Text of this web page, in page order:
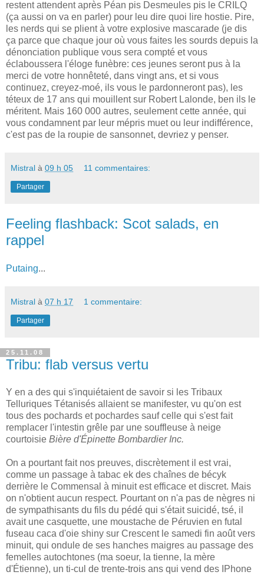
restent attendent après Péan pis Desmeules pis le CRILQ
(ça aussi on va en parler) pour leu dire quoi lire hostie. Pire,
les nerds qui se plient à votre explosive mascarade (je dis
ça parce que chaque jour où vous faites les sourds depuis la
dénonciation publique vous sera compté et vous
éclaboussera l'éloge funèbre: ces jeunes seront pus à la
merci de votre honnêteté, dans vingt ans, et si vous
continuez, creyez-moé, ils vous le pardonneront pas), les
téteux de 17 ans qui mouillent sur Robert Lalonde, ben ils le
méritent. Mais 160 000 autres, seulement cette année, qui
vous condamnent par leur mépris muet ou leur indifférence,
c'est pas de la roupie de sansonnet, devriez y penser.
Mistral à 09 h 05 11 commentaires:
Partager
Feeling flashback: Scot salads, en
rappel
Putaing...
Mistral à 07 h 17 1 commentaire:
Partager
25.11.08
Tribu: flab versus vertu
Y en a des qui s'inquiétaient de savoir si les Tribaux
Telluriques Tétanisés allaient se manifester, vu qu'on est
tous des pochards et pochardes sauf celle qui s'est fait
remplacer l'intestin grêle par une souffleuse à neige
courtoisie Bière d'Épinette Bombardier Inc.
On a pourtant fait nos preuves, discrètement il est vrai,
comme un passage à tabac ek des chaînes de bécyk
derrière le Commensal à minuit est efficace et discret. Mais
on n'obtient aucun respect. Pourtant on n'a pas de nègres ni
de sympathisants du fils du pédé qui s'était suicidé, tsé, il
avait une casquette, une moustache de Péruvien en futal
fuseau caca d'oie shiny sur Crescent le samedi fin août vers
minuit, qui ondule de ses hanches maigres au passage des
femelles autochtones (ma soeur, la tienne, la mère
d'Étienne), un ti-cul de trente-trois ans qui vend des IPhone